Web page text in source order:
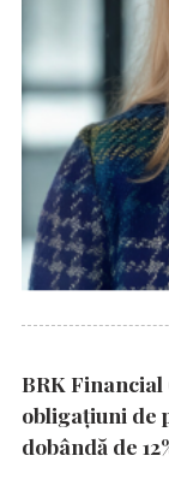
BRK Financial
obligațiuni de
dobândă de